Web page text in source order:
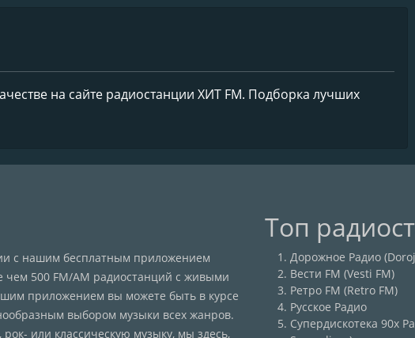
на сайте радиостанции ХИТ FM. Подборка лучших
с нашим бесплатным приложением
чем 500 FM/AM радиостанций с живыми
приложением вы можете быть в курсе
выбором музыки всех жанров.
или классическую музыку, мы здесь,
Топ
Дорожное Радио
Вести FM (Vesti FM)
Ретро FM (Retro FM)
Русское Радио
Супердискотека 90х